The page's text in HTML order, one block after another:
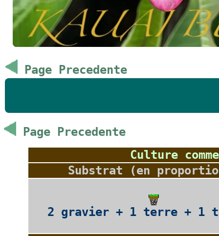
Page Precedente
Page Precedente
Culture
Substrat (en
2 gravier + 1 terre + 1